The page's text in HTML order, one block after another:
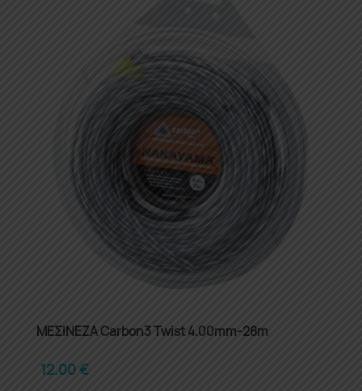
ΜΕΣΙΝΕΖΑ Carbon3 Twist 4.00mm-28m
12.00€